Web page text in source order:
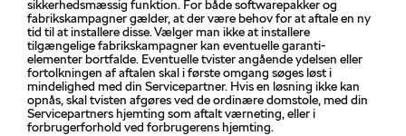
sikkerhedsmæssig funktion. For både softwarepakker og
fabrikskampagner gælder, at der være behov for at aftale en ny
tid til at installere disse. Vælger man ikke at installere
tilgængelige fabrikskampagner kan eventuelle garanti-
elementer bortfalde. Eventuelle tvister angående ydelsen eller
fortolkningen af aftalen skal i første omgang søges løst i
mindelighed med din Servicepartner. Hvis en løsning ikke kan
opnås, skal tvisten afgøres ved de ordinære domstole, med din
Servicepartners hjemting som aftalt værneting, eller i
forbrugerforhold ved forbrugerens hjemting.